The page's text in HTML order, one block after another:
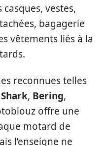
vestes,
bagagerie
vêtements liés à la
reconnues telles
Shark, Bering,
offre une
motard de
l’enseigne ne